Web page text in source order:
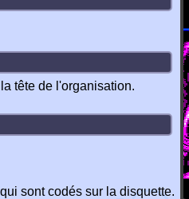
tête de l'organisation.
sont codés sur la disquette.